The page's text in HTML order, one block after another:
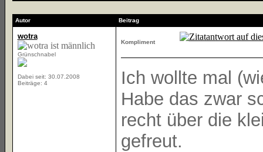
Autor Beitrag
wotra
Grünschnabel
Dabei seit: 30.07.2008
Beiträge: 4
Kompliment
Ich wollte mal
Habe das zwar
recht über die
gefreut.